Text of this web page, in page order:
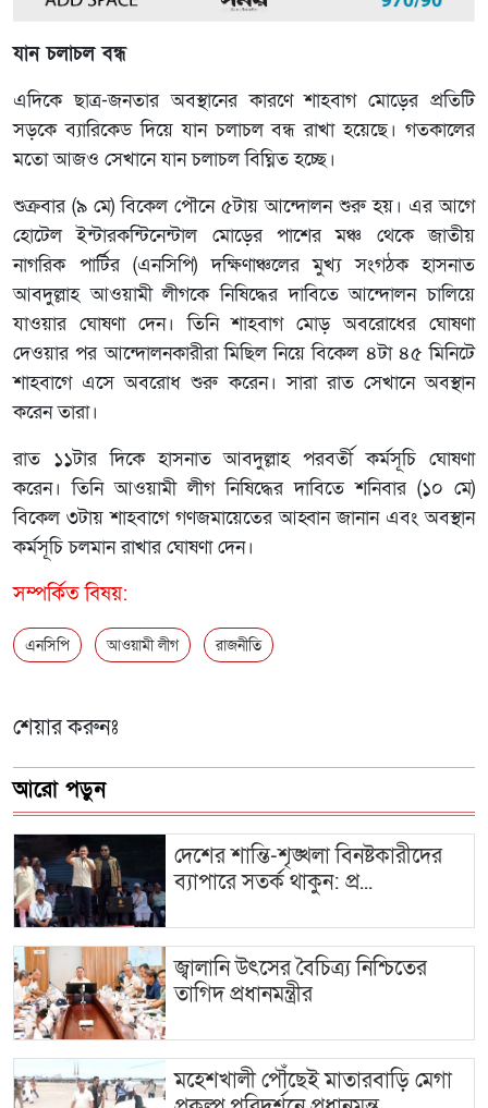
যান চলাচল বন্ধ
এদিকে ছাত্র-জনতার অবস্থানের কারণে শাহবাগ মোড়ের প্রতিটি
সড়কে ব্যারিকেড দিয়ে যান চলাচল বন্ধ রাখা হয়েছে। গতকালের
মতো আজও সেখানে যান চলাচল বিঘ্নিত হচ্ছে।
শুক্রবার (৯ মে) বিকেল পৌনে ৫টায় আন্দোলন শুরু হয়। এর আগে
হোটেল ইন্টারকন্টিনেন্টাল মোড়ের পাশের মঞ্চ থেকে জাতীয়
নাগরিক পার্টির (এনসিপি) দক্ষিণাঞ্চলের মুখ্য সংগঠক হাসনাত
আবদুল্লাহ আওয়ামী লীগকে নিষিদ্ধের দাবিতে আন্দোলন চালিয়ে
যাওয়ার ঘোষণা দেন। তিনি শাহবাগ মোড় অবরোধের ঘোষণা
দেওয়ার পর আন্দোলনকারীরা মিছিল নিয়ে বিকেল ৪টা ৪৫ মিনিটে
শাহবাগে এসে অবরোধ শুরু করেন। সারা রাত সেখানে অবস্থান
করেন তারা।
রাত ১১টার দিকে হাসনাত আবদুল্লাহ পরবর্তী কর্মসূচি ঘোষণা
করেন। তিনি আওয়ামী লীগ নিষিদ্ধের দাবিতে শনিবার (১০ মে)
বিকেল ৩টায় শাহবাগে গণজমায়েতের আহ্বান জানান এবং অবস্থান
কর্মসূচি চলমান রাখার ঘোষণা দেন।
সম্পর্কিত বিষয়:
এনসিপি আওয়ামী লীগ রাজনীতি
শেয়ার করুনঃ
আরো পড়ুন
দেশের শান্তি-শৃঙ্খলা বিনষ্টকারীদের
ব্যাপারে সতর্ক থাকুন: প্র...
জ্বালানি উৎসের বৈচিত্র্য নিশ্চিতের
তাগিদ প্রধানমন্ত্রীর
মহেশখালী পৌঁছেই মাতারবাড়ি মেগা